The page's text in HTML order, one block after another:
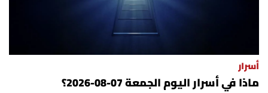
أسرار
ماذا في أسرار اليوم الجمعة 07-08-2026؟